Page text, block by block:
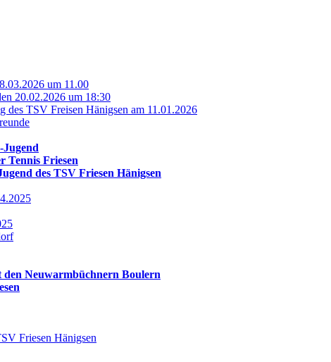
um 11.00
20.02.2026 um 18:30
des TSV Freisen Hänigsen am 11.01.2026
Jugend
Tennis Friesen
des TSV Friesen Hänigsen
den Neuwarmbüchnern Boulern
Friesen Hänigsen